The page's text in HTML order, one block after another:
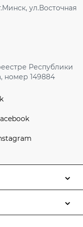
ул.Восточная
Республики
номер 149884